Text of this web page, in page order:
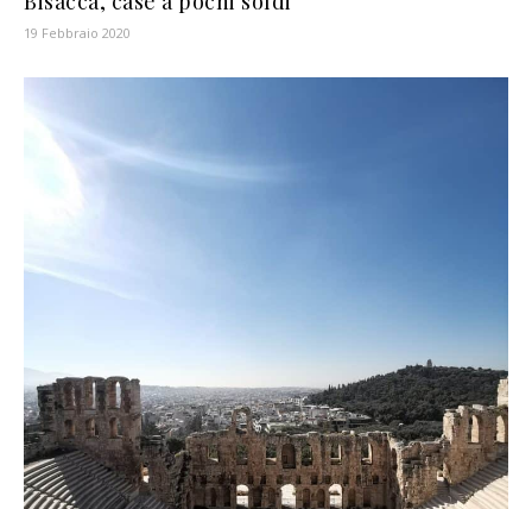
19 Febbraio 2020